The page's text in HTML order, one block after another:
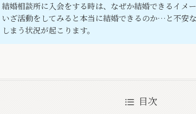
結婚相談所に入会をする時は、なぜか結婚できるイメー
いざ活動をしてみると本当に結婚できるのか…と不安
しまう状況が起こります。
目次